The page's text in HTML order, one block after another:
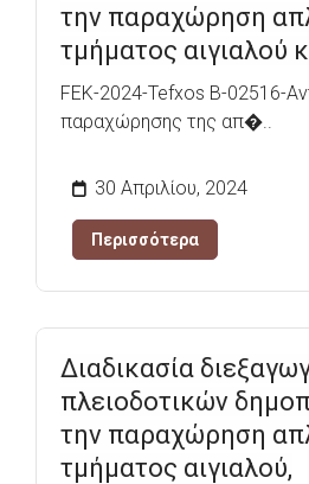
την παραχώρηση
τμήματος αιγιαλού
FEK-2024-Tefxos B-02516-
παραχώρησης της απ�..
30 Απριλίου, 2024
Περισσότερα
Διαδικασία
πλειοδοτικών
την παραχώρηση
τμήματος αιγιαλού,